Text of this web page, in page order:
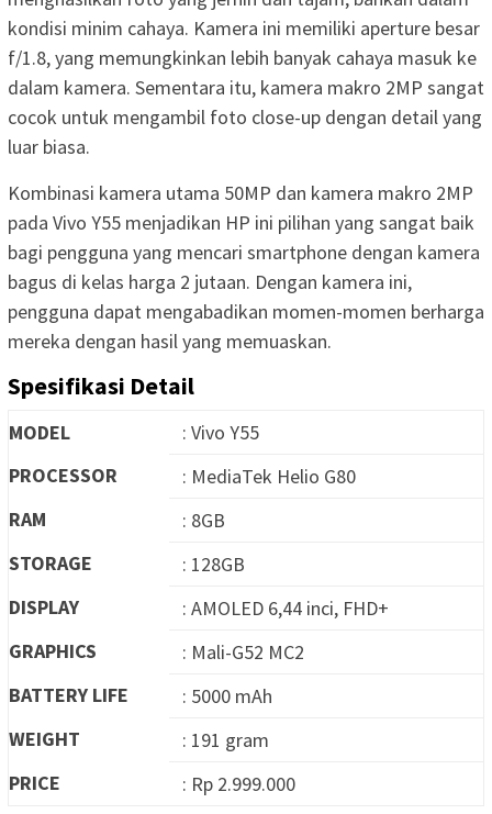
kondisi minim cahaya. Kamera ini memiliki aperture besar
f/1.8, yang memungkinkan lebih banyak cahaya masuk ke
dalam kamera. Sementara itu, kamera makro 2MP sangat
cocok untuk mengambil foto close-up dengan detail yang
luar biasa.
Kombinasi kamera utama 50MP dan kamera makro 2MP
pada Vivo Y55 menjadikan HP ini pilihan yang sangat baik
bagi pengguna yang mencari smartphone dengan kamera
bagus di kelas harga 2 jutaan. Dengan kamera ini,
pengguna dapat mengabadikan momen-momen berharga
mereka dengan hasil yang memuaskan.
Spesifikasi Detail
MODEL
: Vivo Y55
PROCESSOR
: MediaTek Helio G80
RAM
: 8GB
STORAGE
: 128GB
DISPLAY
: AMOLED 6,44 inci, FHD+
GRAPHICS
: Mali-G52 MC2
BATTERY LIFE
: 5000 mAh
WEIGHT
: 191 gram
PRICE
: Rp 2.999.000